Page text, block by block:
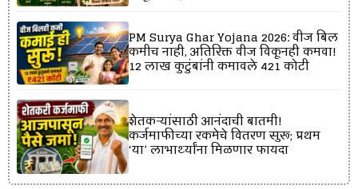
PM Surya Ghar Yojana 2026: वीज बिल
कमीच नाही, अतिरिक्त वीज विकूनही कमवा!
12 लाख कुटुंबांनी कमावले ₹421 कोटी
शेतकऱ्यांसाठी आनंदाची बातमी!
कर्जमाफीच्या रकमेचे वितरण सुरू; प्रथम
‘या’ लाभार्थ्यांना मिळणार फायदा